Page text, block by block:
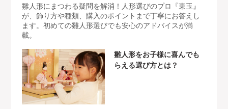
雛人形にまつわる疑問を解消！人形選びのプロ『東玉』
が、飾り方や種類、購入のポイントまで丁寧にお答えし
ます。初めての雛人形選びでも安心のアドバイスが満
載。
雛人形をお子様に喜んでも
らえる選び方とは？